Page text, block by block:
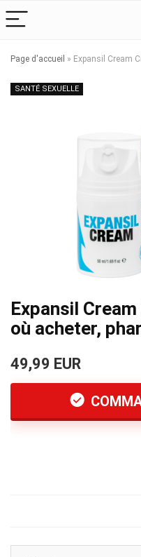
Page d'accueil » Expansil Cream
SANTÉ SEXUELLE
Expansil
où acheter,
49,99 EUR